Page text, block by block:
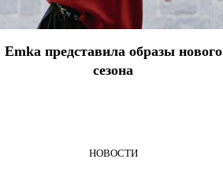
Emka представила образы нового
сезона
НОВОСТИ